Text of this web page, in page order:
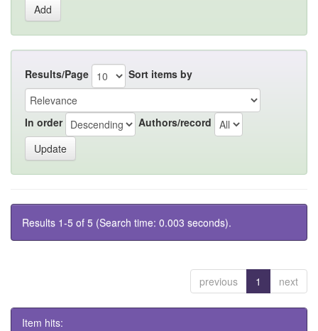
Results/Page Sort items by
In order Authors/record
Results 1-5 of 5 (Search time: 0.003 seconds).
previous 1 next
Item hits: